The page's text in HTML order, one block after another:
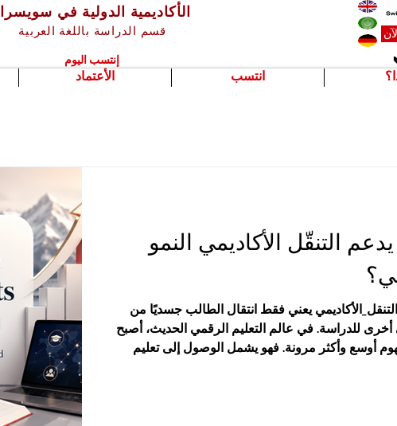
الأكاديمية الدولية في سويسرا
قسم الدراسة باللغة العربية
إنتسب اليوم
الأعتماد انتسب
التنقّل الأكاديمي النمو
يعني فقط انتقال الطالب جسديًا من
أخرى للدراسة. في عالم التعليم الرقمي الحديث، أصبح
أوسع وأكثر مرونة. فهو يشمل الوصول إلى تعليم